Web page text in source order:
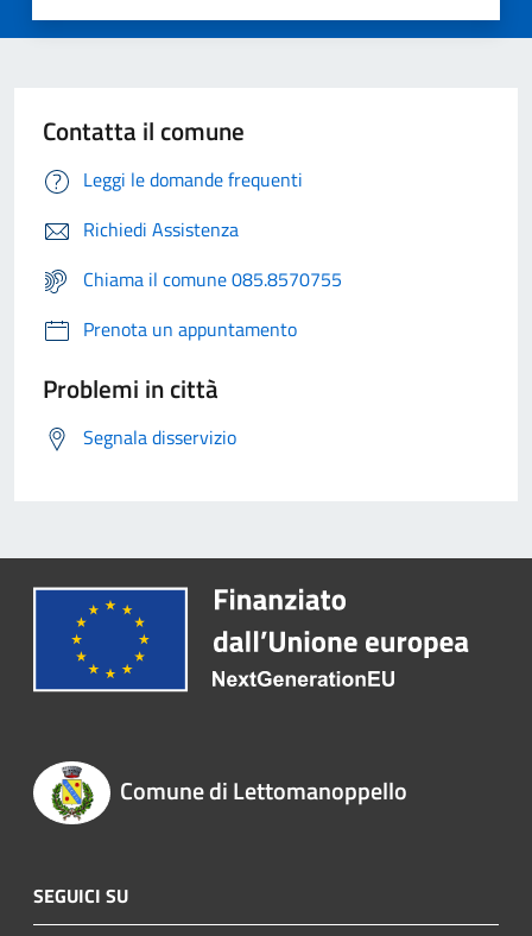
Contatta il comune
Leggi le domande frequenti
Richiedi Assistenza
Chiama il comune 085.8570755
Prenota un appuntamento
Problemi in città
Segnala disservizio
Comune di Lettomanoppello
SEGUICI SU